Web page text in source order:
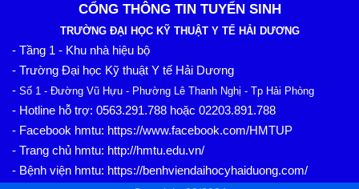
CỔNG THÔNG TIN TUYỂN SINH
TRƯỜNG ĐẠI HỌC KỸ THUẬT Y TẾ HẢI DƯƠNG
- Tầng 1 - Khu nhà hiệu bộ
- Trường Đại học Kỹ thuật Y tế Hải Dương
- Số 1 - Đường Vũ Hựu - Phường Lê Thanh Nghị - Tp Hải Phòng
- Hotline hỗ trợ: 0563.291.788 hoặc 02203.891.788
- Facebook hmtu: https://www.facebook.com/HMTUP
- Trang chủ hmtu: http://hmtu.edu.vn/
- Bệnh viện hmtu: https://benhviendaihocyhaiduong.com/